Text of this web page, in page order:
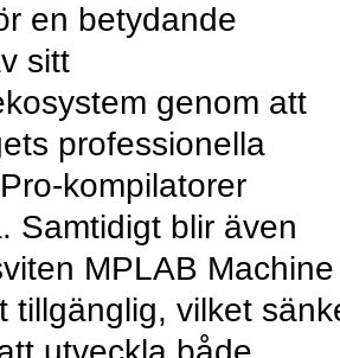
en betydande
sitt
genom att
professionella
kompilatorer
Samtidigt blir även
MPLAB Machine
tillgänglig, vilket